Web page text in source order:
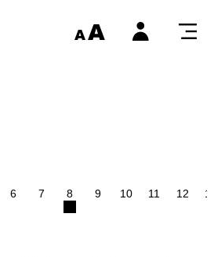
6 7 8 9 10 11 12